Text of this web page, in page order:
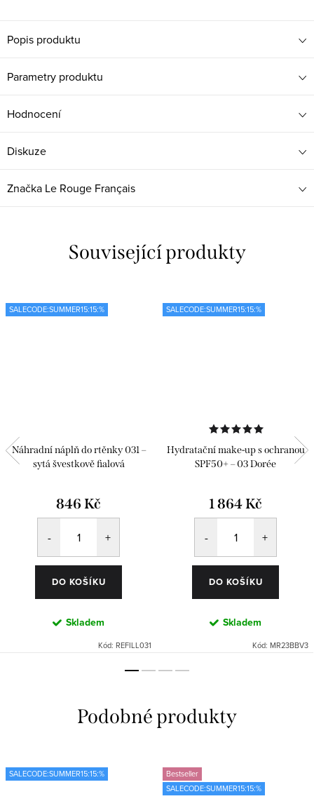
Popis produktu
Parametry produktu
Hodnocení
Diskuze
Značka Le Rouge Français
Související produkty
SALECODE:SUMMER15:15:%
Náhradní náplň do rtěnky 031 –
sytá švestkově fialová
846 Kč
DO KOŠÍKU
Skladem
Kód: REFILL031
SALECODE:SUMMER15:15:%
Hydratační make-up s ochranou
SPF50+ – 03 Dorée
1 864 Kč
DO KOŠÍKU
Skladem
Kód: MR23BBV3
SALECODE:SUMMER15:15:%
Bestseller
SALECODE:SUMMER15:15:%